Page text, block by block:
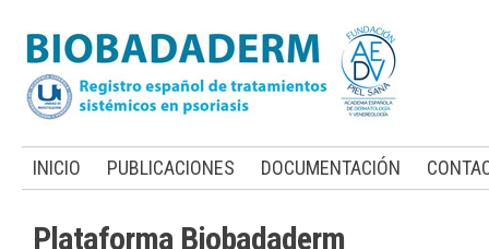
INICIO PUBLICACIONES DOCUMENTACIÓN
Plataforma Biobadaderm